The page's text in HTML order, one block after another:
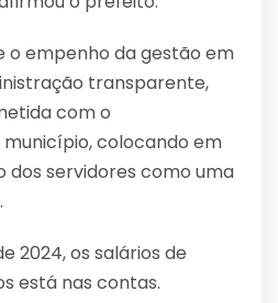
o empenho da gestão em
transparente,
com o
colocando em
dos servidores como uma
2024, os salários de
está nas contas.